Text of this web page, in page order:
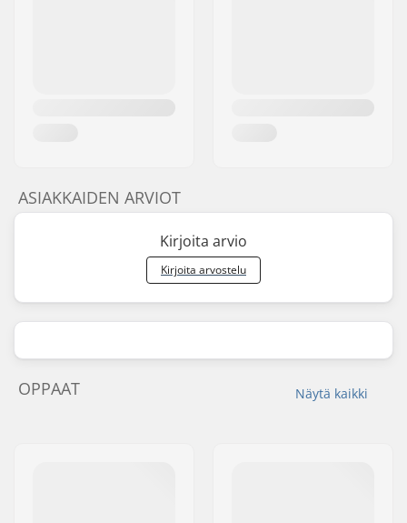
ASIAKKAIDEN ARVIOT
Kirjoita arvio
Kirjoita arvostelu
Näytä kaikki
OPPAAT